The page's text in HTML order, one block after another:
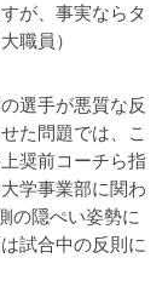
が、事実ならタ
職員）
選手が悪質な反
た問題では、こ
奨前コーチら指
学事業部に関わ
の隠ぺい姿勢に
試合中の反則に